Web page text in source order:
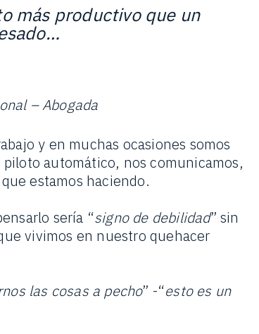
más productivo que un
– Abogada
y en muchas ocasiones somos
automático, nos comunicamos,
estamos haciendo.
sería “signo de debilidad” sin
vivimos en nuestro quehacer
las cosas a pecho” -“esto es un